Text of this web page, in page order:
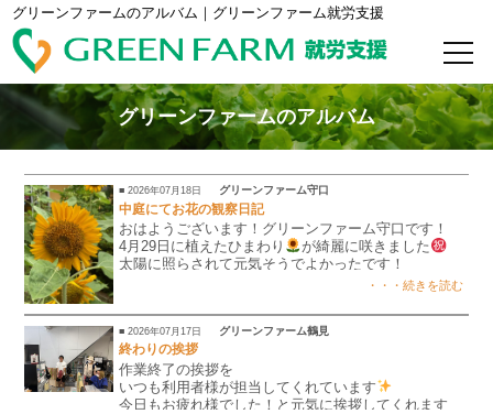
グリーンファームのアルバム｜グリーンファーム就労支援
グリーンファームのアルバム
■ 2026年07月18日 グリーンファーム守口
中庭にてお花の観察日記
おはようございます！グリーンファーム守口です！
4月29日に植えたひまわり
が綺麗に咲きました
太陽に照らされて元気そうでよかったです！
この夏はひまわり達に癒されながら過ごせそうです！
・・・続きを読む
■ 2026年07月17日 グリーンファーム鶴見
終わりの挨拶
作業終了の挨拶を
いつも利用者様が担当してくれています
今日もお疲れ様でした！と元気に挨拶してくれます